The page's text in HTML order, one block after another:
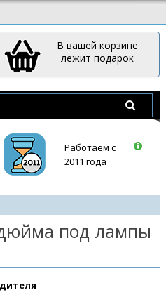
В вашей корзине
лежит подарок
Работаем с
2011 года
дюйма под лампы